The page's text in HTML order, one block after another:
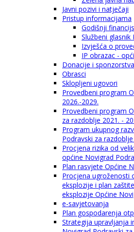
Javni pozivi i natječaji
Pristup informacijama
Godišnji
Službeni glasnik
Izvješća o
IP obrazac -
Donacije i sponzorstva
Obrasci
Sklopljeni ugovori
Provedbeni program
2026.-2029.
Provedbeni program
za razdoblje 2021. -
Program ukupnog
Podravski za
Procjena rizika od
općine Novigrad
Plan rasvjete Općine
Procjena ugroženosti
eksplozije i plan
eksplozije Općine
e-savjetovanja
Plan gospodarenja
Strategija upravljanja